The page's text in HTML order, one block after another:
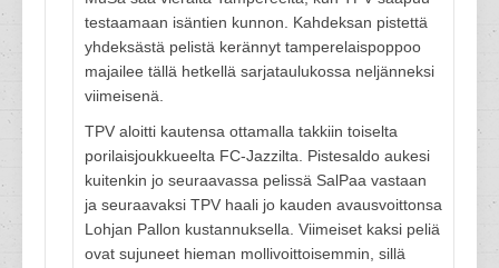
testaamaan isäntien kunnon. Kahdeksan pistettä
yhdeksästä pelistä kerännyt tamperelaispoppoo
majailee tällä hetkellä sarjataulukossa neljänneksi
viimeisenä.
TPV aloitti kautensa ottamalla takkiin toiselta
porilaisjoukkueelta FC-Jazzilta. Pistesaldo aukesi
kuitenkin jo seuraavassa pelissä SalPaa vastaan
ja seuraavaksi TPV haali jo kauden avausvoittonsa
Lohjan Pallon kustannuksella. Viimeiset kaksi peliä
ovat sujuneet hieman mollivoittoisemmin, sillä